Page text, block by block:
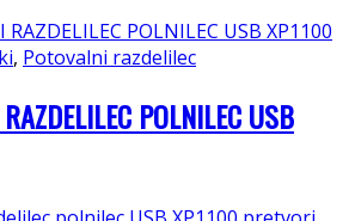
, Potovalni razdelilec
POLNILEC USB